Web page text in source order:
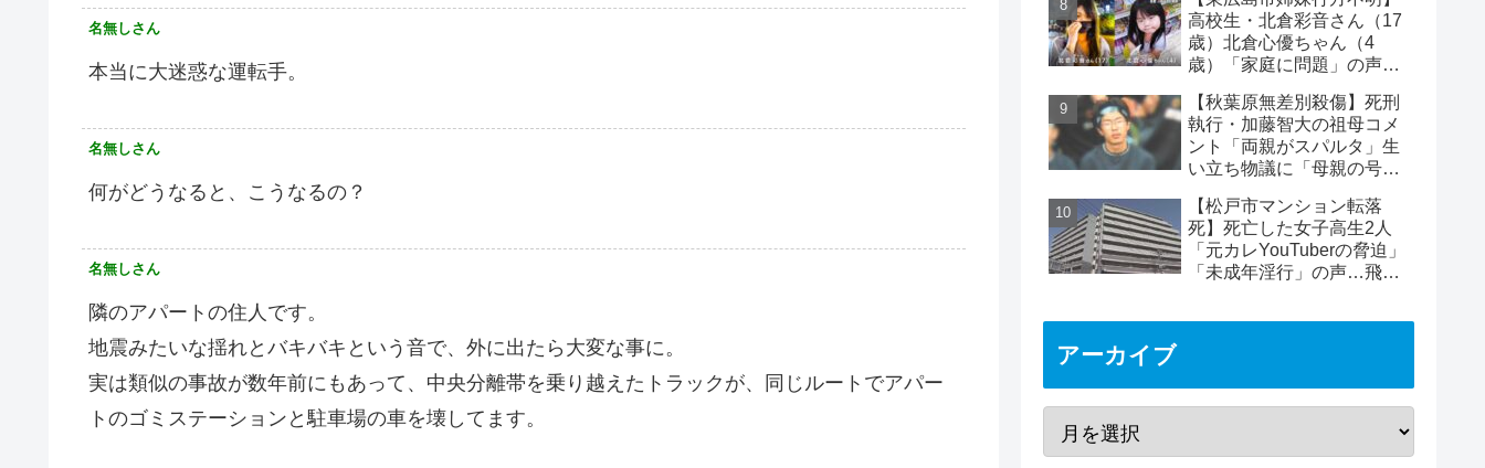
名無しさん
本当に大迷惑な運転手。
名無しさん
何がどうなると、こうなるの？
名無しさん
隣のアパートの住人です。
地震みたいな揺れとバキバキという音で、外に出たら大変な事に。
実は類似の事故が数年前にもあって、中央分離帯を乗り越えたトラックが、同じルートでアパー
トのゴミステーションと駐車場の車を壊してます。
の声
高校生・北倉彩音さん（17
歳）北倉心優ちゃん（4
歳）「家庭に問題」の声…
【秋葉原無差別殺傷】死刑
執行・加藤智大の祖母コメ
ント「両親がスパルタ」生
い立ち物議に「母親の号泣
【松戸市マンション転落
死】死亡した女子高生2人
「元カレYouTuberの脅迫」
「未成年淫行」の声…飛び
アーカイブ